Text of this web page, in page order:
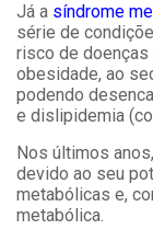
Já a síndrome
série de
risco de
obesidade, ao
podendo
e dislipidemia
Nos últimos
devido ao seu
metabólicas e,
metabólica.